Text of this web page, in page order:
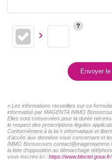
Envoyer
« Les informations recueillies sur ce
informatisé par MAGENTA IMMO
Elles sont conservées pour la durée
le respect des prescriptions légales
Conformément à la loi « informatique et
d'accès aux données vous concernant et
IMMO Bonsecours
la liste d'opposition au démarchage
vous inscrire ici : https://www.bloctel.gouv.fr/